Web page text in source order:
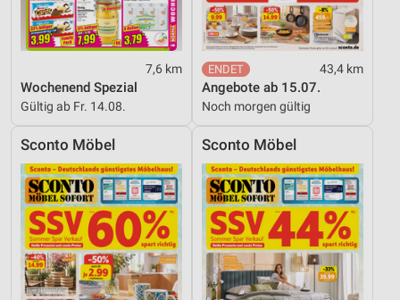
7,6 km
Wochenend Spezial
Gültig ab Fr. 14.08.
43,4 km
Angebote ab 15.07.
Noch morgen gültig
Sconto Möbel Sconto Möbel
Funktional